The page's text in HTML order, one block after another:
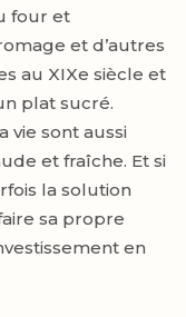
four et
et d’autres
au XIXe siècle et
plat sucré.
vie sont aussi
et fraîche. Et si
la solution
sa propre
en